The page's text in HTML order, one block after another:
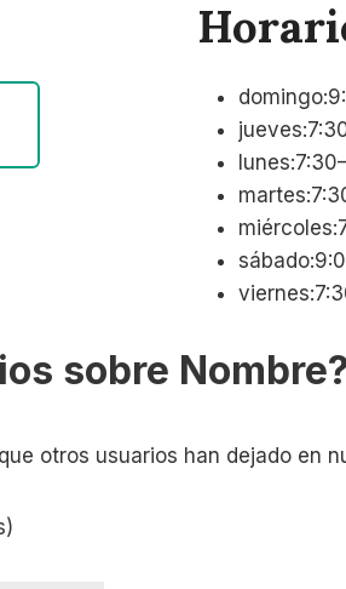
sobre Nombre?
otros usuarios han dejado en